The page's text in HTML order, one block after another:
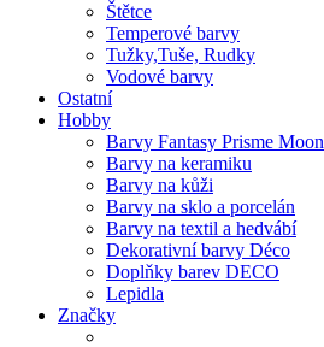
Štětce
Temperové barvy
Tužky,Tuše, Rudky
Vodové barvy
Ostatní
Hobby
Barvy Fantasy Prisme Moon
Barvy na keramiku
Barvy na kůži
Barvy na sklo a porcelán
Barvy na textil a hedvábí
Dekorativní barvy Déco
Doplňky barev DECO
Lepidla
Značky